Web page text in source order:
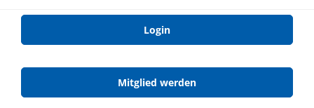
Login
Mitglied werden